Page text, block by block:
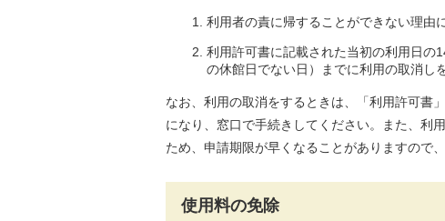
利用者の責に帰することができない理由
利用許可書に記載された当初の利用日の
の休館日でない日）までに利用の取消し
なお、利用の取消をするときは、「利用許可書
になり、窓口で手続きしてください。また、利
ため、申請期限が早くなることがありますので
使用料の免除